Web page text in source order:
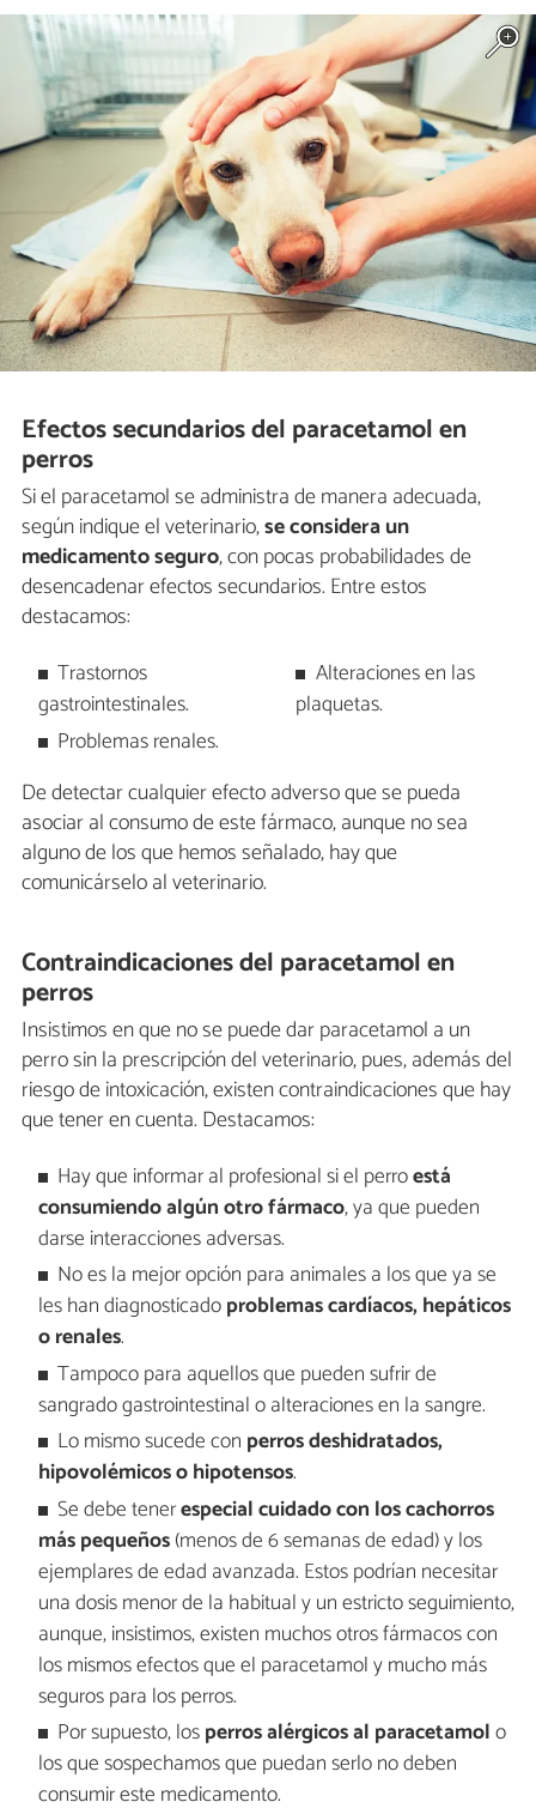
Efectos secundarios del paracetamol en
perros
Si el paracetamol se administra de manera adecuada,
según indique el veterinario,se considera un
medicamento seguro, con pocas probabilidades de
desencadenar efectos secundarios. Entre estos
destacamos:
Trastornos
gastrointestinales.
Problemas renales.
Alteraciones en las
plaquetas.
De detectar cualquier efecto adverso que se pueda
asociar al consumo de este fármaco, aunque no sea
alguno de los que hemos señalado, hay que
comunicárselo al veterinario.
Contraindicaciones del paracetamol en
perros
Insistimos en que no se puede dar paracetamol a un
perro sin la prescripción del veterinario, pues, además del
riesgo de intoxicación, existen contraindicaciones que hay
que tener en cuenta. Destacamos:
Hay que informar al profesional si el perroestá
consumiendo algún otro fármaco, ya que pueden
darse interacciones adversas.
No es la mejor opción para animales a los que ya se
les han diagnosticadoproblemas cardíacos, hepáticos
o renales.
Tampoco para aquellos que pueden sufrir de
sangrado gastrointestinal o alteraciones en la sangre.
Lo mismo sucede con perros deshidratados,
hipovolémicos o hipotensos.
Se debe tenerespecial cuidado con los cachorros
más pequeños(menos de 6 semanas de edad) y los
ejemplares de edad avanzada. Estos podrían necesitar
una dosis menor de la habitual y un estricto seguimiento,
aunque, insistimos, existen muchos otros fármacos con
los mismos efectos que el paracetamol y mucho más
seguros para los perros.
Por supuesto, losperros alérgicos al paracetamolo
los que sospechamos que puedan serlo no deben
consumir este medicamento.